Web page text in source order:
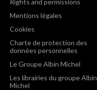
Mentions légales
Cookies
Charte de protection des
données personnelles
Le Groupe Albin Michel
Les librairies du groupe Albin
Michel